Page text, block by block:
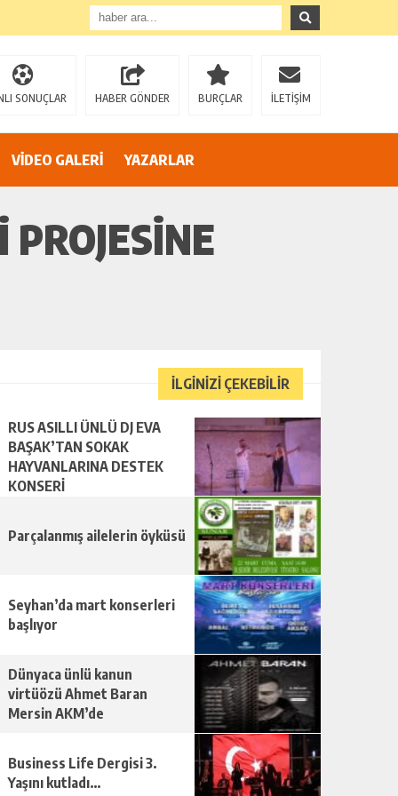
AZİZ SAĞIROĞLU’NDAN SERT ÇIKIŞ: “YÜREĞİR’İ MAKAM HIRSINA VE SİYASİ OYUNLARA TESLİM ETMEYECEĞİZ!”
SONUÇLAR HABER GÖNDER BURÇLAR İLETİŞİM
VİDEO GALERİ YAZARLAR
İLGİNİZİ ÇEKEBİLİR
RUS ASILLI ÜNLÜ DJ EVA
BAŞAK’TAN SOKAK
HAYVANLARINA DESTEK
KONSERİ
Parçalanmış ailelerin öyküsü
Seyhan’da mart konserleri
başlıyor
Dünyaca ünlü kanun
virtüözü Ahmet Baran
Mersin AKM’de
Business Life Dergisi 3.
Yaşını kutladı…